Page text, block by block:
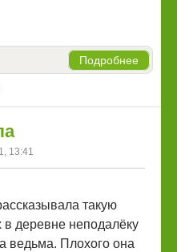
Подробнее
13:41
такую
в деревне неподалёку
ведьма. Плохого она